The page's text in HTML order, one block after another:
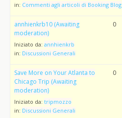
in: Commenti agli articoli di Booking Blog
annhienkrb10 (Awaiting
moderation)
Iniziato da: annhienkrb
in: Discussioni Generali
0
Save More on Your Atlanta to
Chicago Trip (Awaiting
moderation)
Iniziato da: tripmozzo
in: Discussioni Generali
0